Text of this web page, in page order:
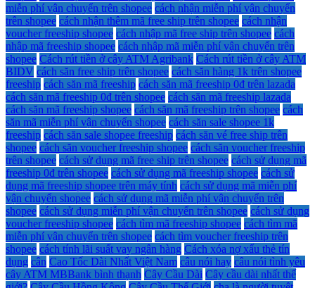
miễn phí vận chuyển trên shopee cách nhận miễn phí vận chuyển
trên shopee cách nhận thêm mã free ship trên shopee cách nhận
voucher freeship shopee cách nhập mã free ship trên shopee cách
nhập mã freeship shopee cách nhập mã miễn phí vận chuyển trên
shopee Cách rút tiền ở cây ATM Agribank Cách rút tiền ở cây ATM
BIDV cách săn free ship trên shopee cách săn hàng 1k trên shopee
freeship cách săn mã freeship cách săn mã freeship 0đ trên lazada
cách săn mã freeship 0đ trên shopee cách săn mã freeship lazada
cách săn mã freeship shopee cách săn mã freeship trên shopee cách
săn mã miễn phí vận chuyển shopee cách săn sale shopee 1k
freeship cách săn sale shopee freeship cách săn vé free ship trên
shopee cách săn voucher freeship shopee cách săn voucher freeship
trên shopee cách sử dụng mã free ship trên shopee cách sử dụng mã
freeship 0đ trên shopee cách sử dụng mã freeship shopee cách sử
dụng mã freeship shopee trên máy tính cách sử dụng mã miễn phí
vận chuyển shopee cách sử dụng mã miễn phí vận chuyển trên
shopee cách sử dụng miễn phí vận chuyển trên shopee cách sử dụng
voucher freeship shopee cách tìm mã freeship shopee cách tìm mã
miễn phí vận chuyển trên shopee cách tìm voucher freeship trên
shopee cách tính lãi suất vay ngân hàng Cách xóa nợ xấu thẻ tín
dụng cân Cao Tốc Dài Nhất Việt Nam câu nói hay câu nói tình yêu
cây ATM MBBank bình thạnh Cây Cầu Dài Cây cầu dài nhất thế